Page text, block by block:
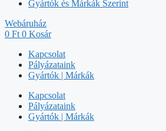
Gyártók és Márkák Szerint
Webáruház
0 Ft 0 Kosár
Kapcsolat
Pályázataink
Gyártók | Márkák
Kapcsolat
Pályázataink
Gyártók | Márkák